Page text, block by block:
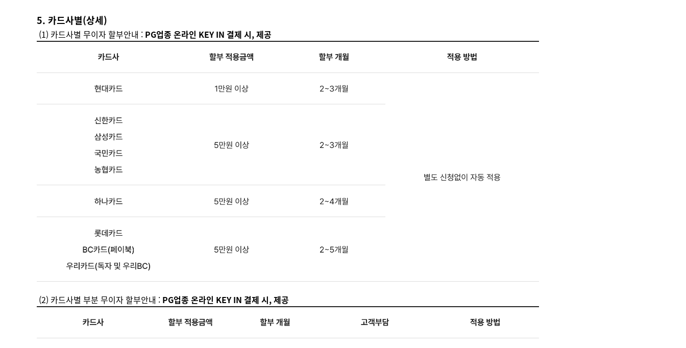
5. 카드사별(상세)
(1) 카드사별 무이자 할부안내 : PG업종 온라인 KEY IN 결제 시, 제공
(2) 카드사별 부분 무이자 할부안내 : PG업종 온라인 KEY IN 결제 시, 제공